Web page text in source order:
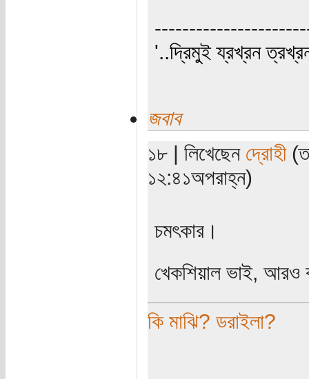
'..দ্রিমুই য্রখ্রন
জবাব
১৮ | লিখেছেন দ্রোহী
১২:৪১অপরাহ্ন)
চমৎকার।
খেকশিয়াল ভাই, আরও
কি মাঝি? ডরাইলা?